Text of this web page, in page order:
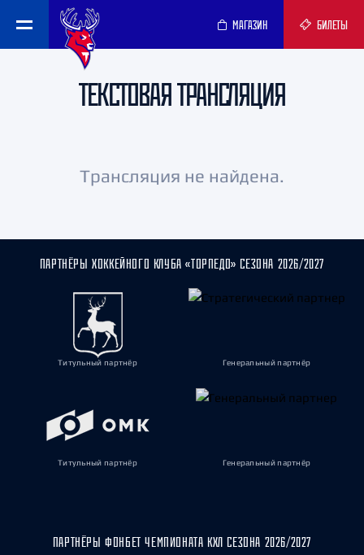
МАГАЗИН БИЛЕТЫ
ТЕКСТОВАЯ ТРАНСЛЯЦИЯ
Трансляция не найдена.
ПАРТНЁРЫ ХОККЕЙНОГО КЛУБА «ТОРПЕДО» СЕЗОНА 2026/2027
Титульный партнёр Генеральный партнёр
Титульный партнёр Генеральный партнёр
ПАРТНЁРЫ ФОНБЕТ ЧЕМПИОНАТА КХЛ СЕЗОНА 2026/2027